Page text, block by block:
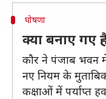
घोषणा
क्या बनाए गए
कौर ने पंजाब भवन
नए नियम के
कक्षाओं में पर्याप्त